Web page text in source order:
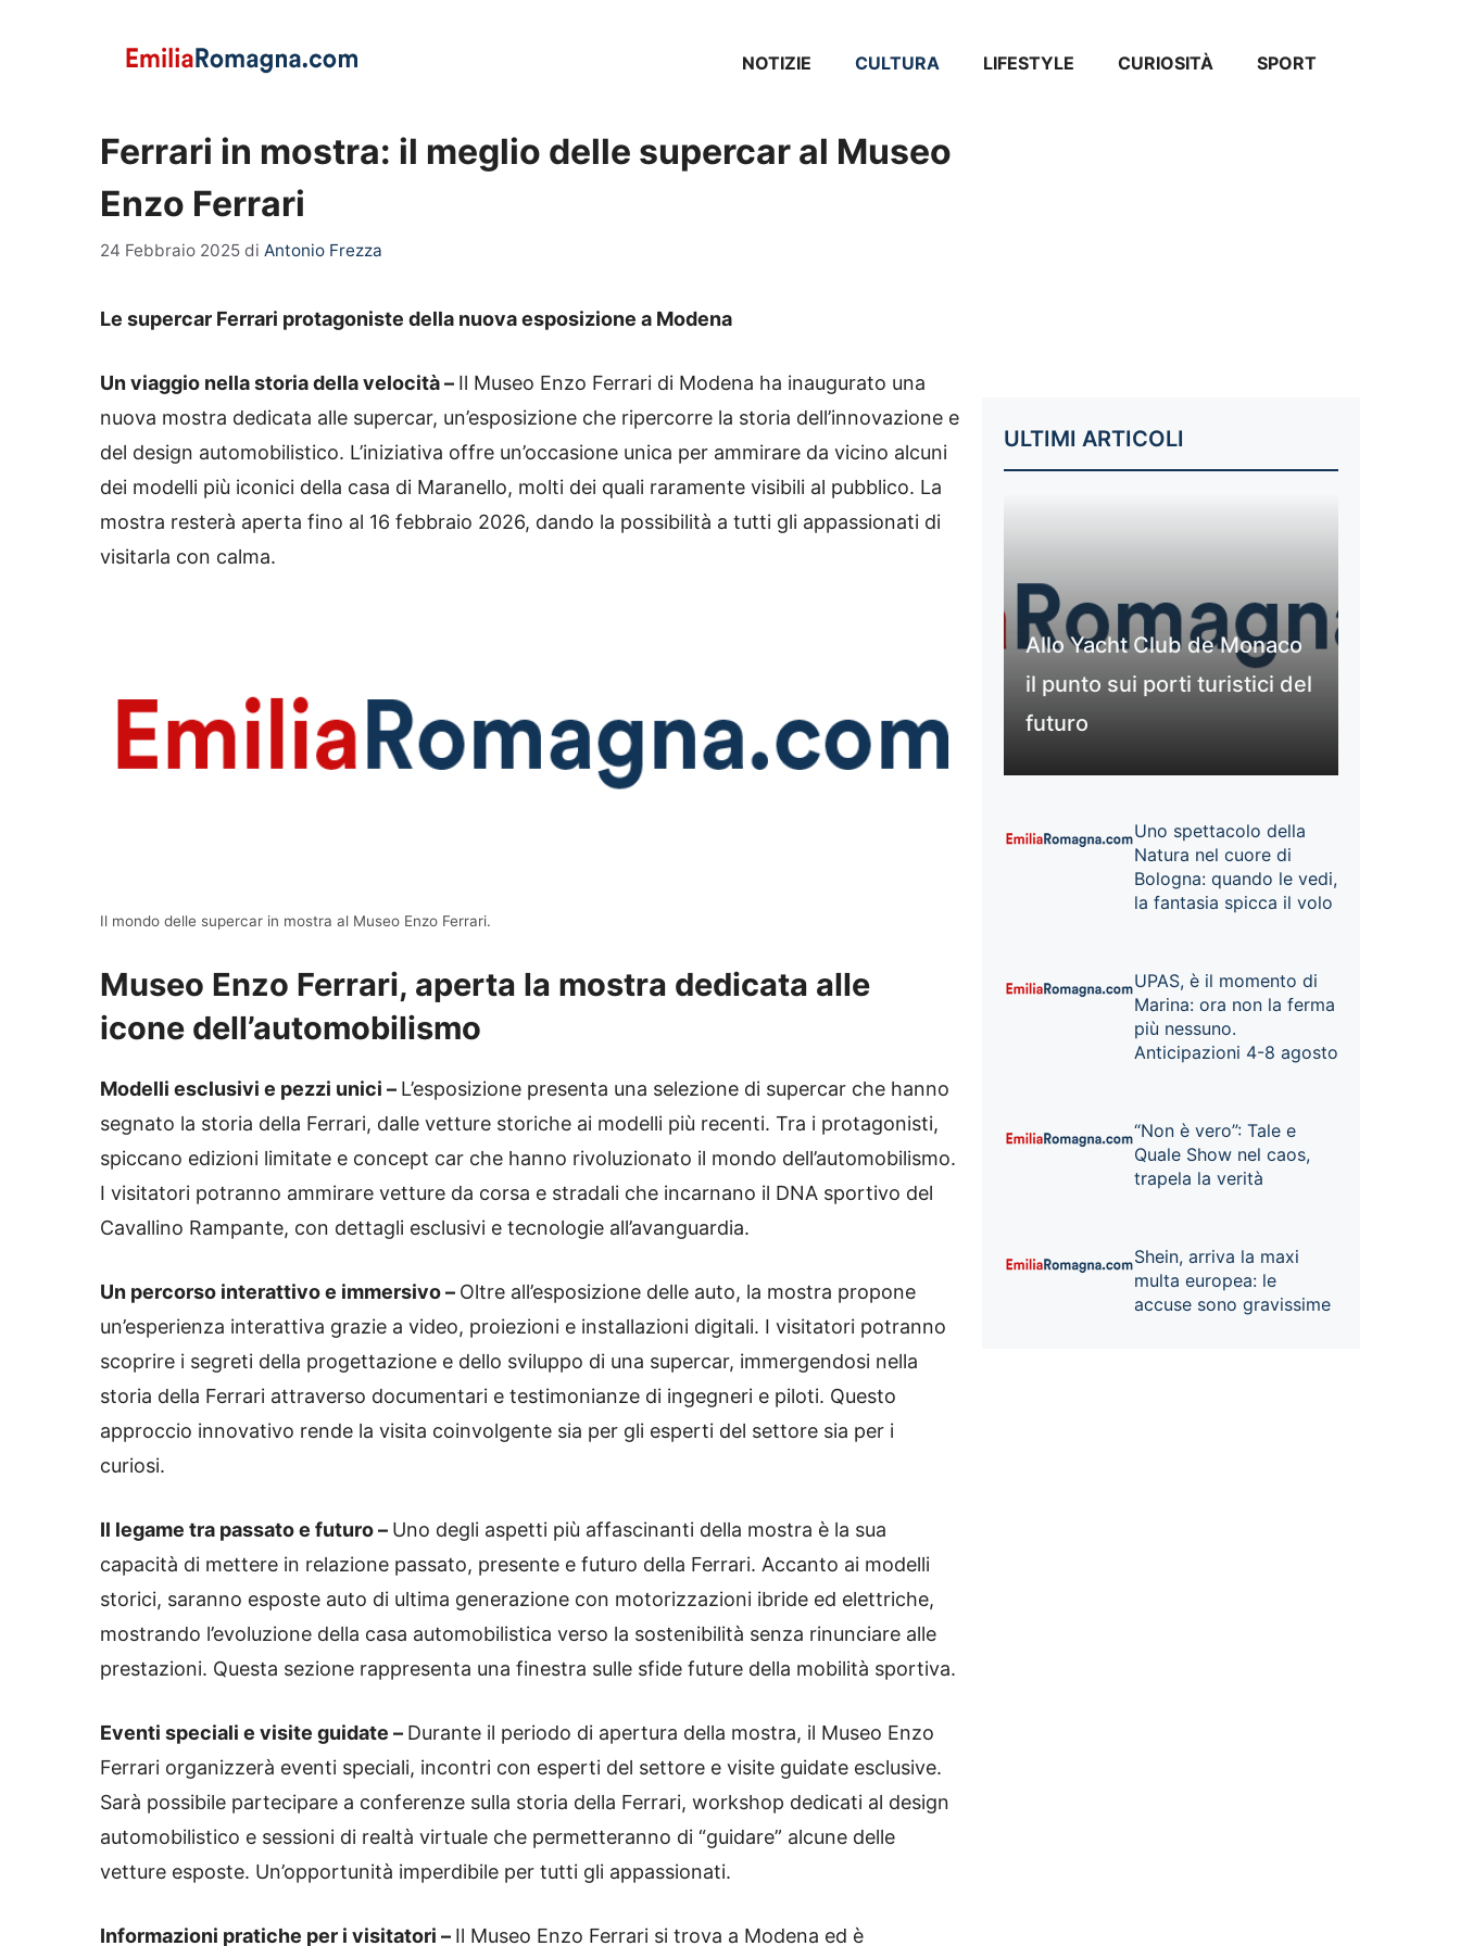
NOTIZIE CULTURA LIFESTYLE CURIOSITÀ SPORT
Ferrari in mostra: il meglio delle supercar al Museo
Enzo Ferrari
24 Febbraio 2025 di Antonio Frezza
Le supercar Ferrari protagoniste della nuova esposizione a Modena
Un viaggio nella storia della velocità – Il Museo Enzo Ferrari di Modena ha inaugurato una
nuova mostra dedicata alle supercar, un’esposizione che ripercorre la storia dell’innovazione e
del design automobilistico. L’iniziativa offre un’occasione unica per ammirare da vicino alcuni
dei modelli più iconici della casa di Maranello, molti dei quali raramente visibili al pubblico. La
mostra resterà aperta fino al 16 febbraio 2026, dando la possibilità a tutti gli appassionati di
visitarla con calma.
Il mondo delle supercar in mostra al Museo Enzo Ferrari.
Museo Enzo Ferrari, aperta la mostra dedicata alle
icone dell’automobilismo
Modelli esclusivi e pezzi unici – L’esposizione presenta una selezione di supercar che hanno
segnato la storia della Ferrari, dalle vetture storiche ai modelli più recenti. Tra i protagonisti,
spiccano edizioni limitate e concept car che hanno rivoluzionato il mondo dell’automobilismo.
I visitatori potranno ammirare vetture da corsa e stradali che incarnano il DNA sportivo del
Cavallino Rampante, con dettagli esclusivi e tecnologie all’avanguardia.
Un percorso interattivo e immersivo – Oltre all’esposizione delle auto, la mostra propone
un’esperienza interattiva grazie a video, proiezioni e installazioni digitali. I visitatori potranno
scoprire i segreti della progettazione e dello sviluppo di una supercar, immergendosi nella
storia della Ferrari attraverso documentari e testimonianze di ingegneri e piloti. Questo
approccio innovativo rende la visita coinvolgente sia per gli esperti del settore sia per i
curiosi.
Il legame tra passato e futuro – Uno degli aspetti più affascinanti della mostra è la sua
capacità di mettere in relazione passato, presente e futuro della Ferrari. Accanto ai modelli
storici, saranno esposte auto di ultima generazione con motorizzazioni ibride ed elettriche,
mostrando l’evoluzione della casa automobilistica verso la sostenibilità senza rinunciare alle
prestazioni. Questa sezione rappresenta una finestra sulle sfide future della mobilità sportiva.
Eventi speciali e visite guidate – Durante il periodo di apertura della mostra, il Museo Enzo
Ferrari organizzerà eventi speciali, incontri con esperti del settore e visite guidate esclusive.
Sarà possibile partecipare a conferenze sulla storia della Ferrari, workshop dedicati al design
automobilistico e sessioni di realtà virtuale che permetteranno di “guidare” alcune delle
vetture esposte. Un’opportunità imperdibile per tutti gli appassionati.
Informazioni pratiche per i visitatori – Il Museo Enzo Ferrari si trova a Modena ed è
ULTIMI ARTICOLI
Allo Yacht Club de Monaco
il punto sui porti turistici del
futuro
Uno spettacolo della
Natura nel cuore di
Bologna: quando le vedi,
la fantasia spicca il volo
UPAS, è il momento di
Marina: ora non la ferma
più nessuno.
Anticipazioni 4-8 agosto
“Non è vero”: Tale e
Quale Show nel caos,
trapela la verità
Shein, arriva la maxi
multa europea: le
accuse sono gravissime